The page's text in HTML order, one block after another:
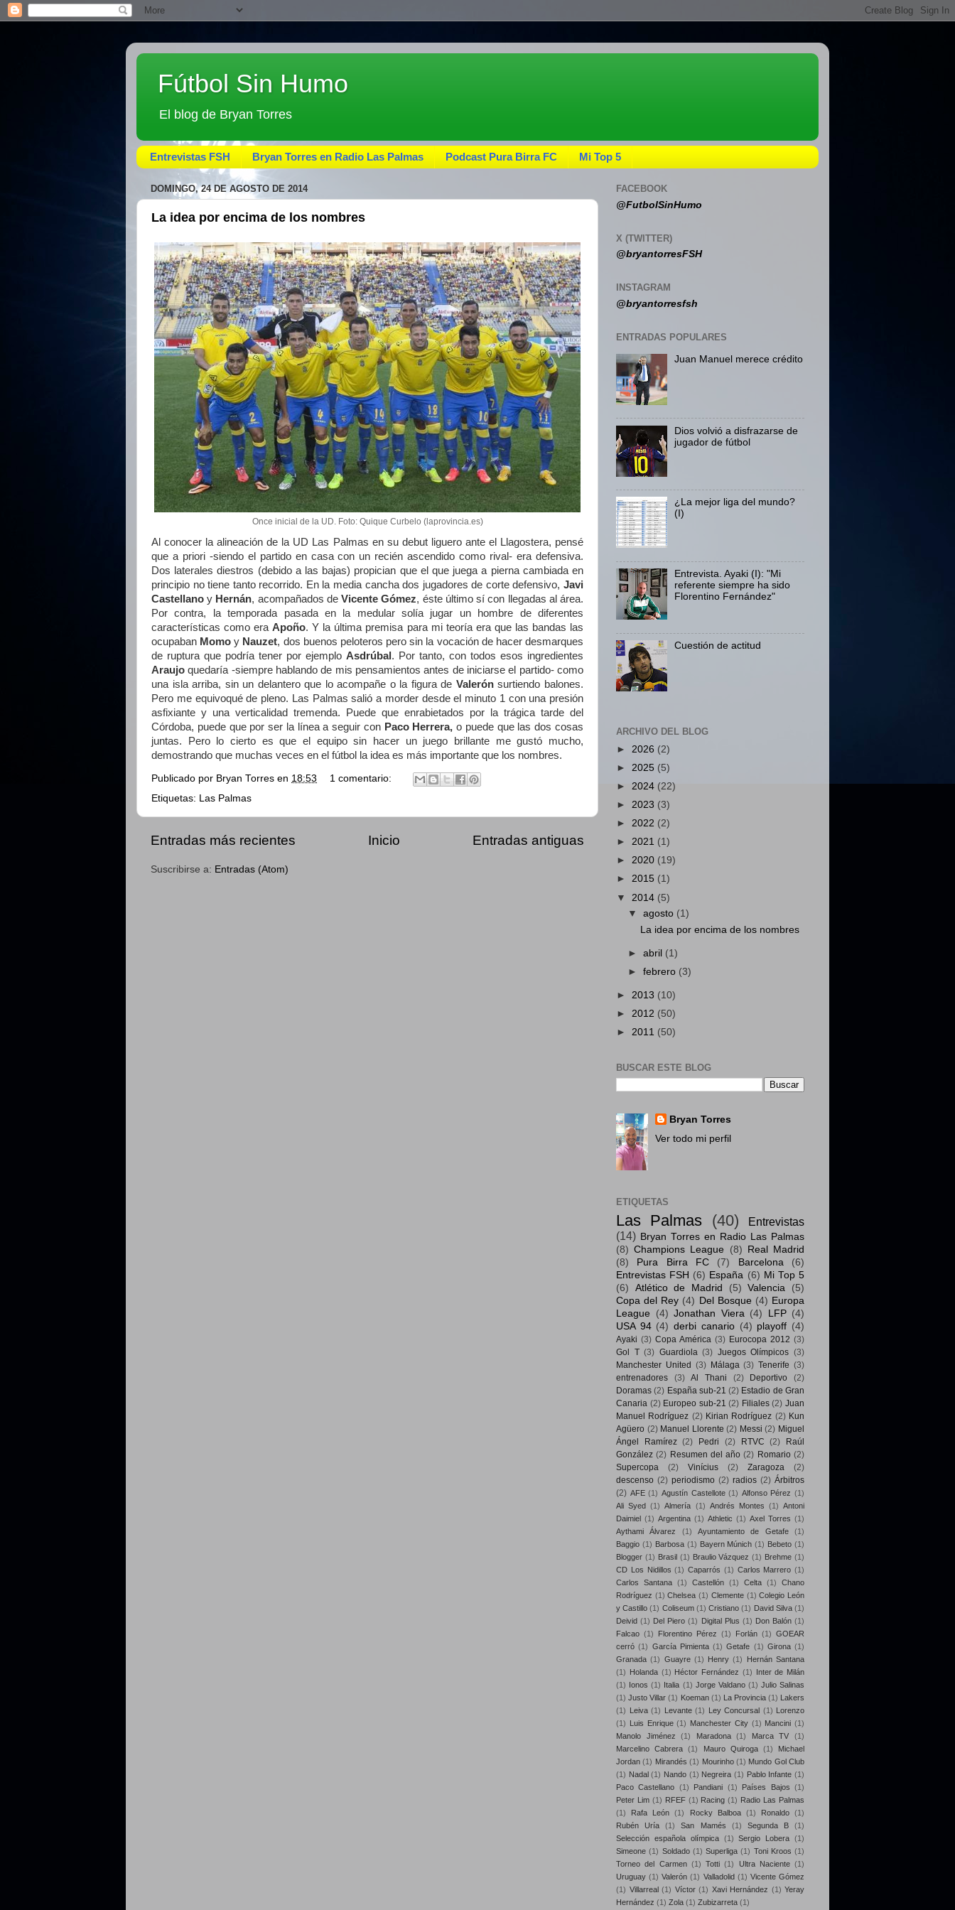
Fútbol Sin Humo
El blog de Bryan Torres
Entrevistas FSH Bryan Torres en Radio Las Palmas Podcast Pura Birra FC Mi Top 5
DOMINGO, 24 DE AGOSTO DE 2014
La idea por encima de los nombres
Once inicial de la UD. Foto: Quique Curbelo (laprovincia.es)
Al conocer la alineación de la UD Las Palmas en su debut liguero ante el Llagostera, pensé
que a priori -siendo el partido en casa con un recién ascendido como rival- era defensiva.
Dos laterales diestros (debido a las bajas) propician que el que juega a pierna cambiada en
principio no tiene tanto recorrido. En la media cancha dos jugadores de corte defensivo, Javi
Castellanoy Hernán, acompañados deVicente Gómez, éste último sí con llegadas al área.
Por contra, la temporada pasada en la medular solía jugar un hombre de diferentes
características como eraApoño. Y la última premisa para mi teoría era que las bandas las
ocupaban Momo y Nauzet, dos buenos peloteros pero sin la vocación de hacer desmarques
de ruptura que podría tener por ejemplo Asdrúbal . Por tanto, con todos esos ingredientes
Araujo quedaría -siempre hablando de mis pensamientos antes de iniciarse el partido- como
una isla arriba, sin un delantero que lo acompañe o la figura de Valerónsurtiendo balones.
Pero me equivoqué de pleno. Las Palmas salió a morder desde el minuto 1 con una presión
asfixiante y una verticalidad tremenda. Puede que enrabietados por la trágica tarde del
Córdoba, puede que por ser la línea a seguir con Paco Herrera, o puede que las dos cosas
juntas. Pero lo cierto es que el equipo sin hacer un juego brillante me gustó mucho,
demostrando que muchas veces en el fútbol la idea es más importante que los nombres.
Publicado por Bryan Torres en 18:53
1 comentario:
Etiquetas:
Las Palmas
Entradas más recientes Entradas antiguas
Inicio
Suscribirse a: Entradas (Atom)
FACEBOOK
@FutbolSinHumo
X (TWITTER)
@bryantorresFSH
INSTAGRAM
@bryantorresfsh
ENTRADAS POPULARES
Juan Manuel merece crédito
Dios volvió a disfrazarse de
jugador de fútbol
¿La mejor liga del mundo?
(I)
Entrevista. Ayaki (I): "Mi
referente siempre ha sido
Florentino Fernández"
Cuestión de actitud
ARCHIVO DEL BLOG
► 2026 (2)
► 2025 (5)
► 2024 (22)
► 2023 (3)
► 2022 (2)
► 2021 (1)
► 2020 (19)
► 2015 (1)
▼ 2014 (5)
▼agosto (1)
La idea por encima de los nombres
►abril (1)
►febrero (3)
► 2013 (10)
► 2012 (50)
► 2011 (50)
BUSCAR ESTE BLOG
Bryan Torres
Ver todo mi perfil
ETIQUETAS
Las Palmas (40)
Entrevistas
(14) Bryan Torres en Radio Las Palmas
(8) Champions League (8)
Real Madrid
(8)
Pura Birra FC (7) Barcelona
(6)
Entrevistas FSH (6) España (6) Mi Top 5
(6)
Atlético de Madrid (5) Valencia
(5)
Copa del Rey (4) Del Bosque (4) Europa
League
(4) Jonathan Viera (4) LFP (4)
USA 94 (4) derbi canario (4) playoff (4)
Ayaki (3) Copa América (3) Eurocopa 2012 (3)
Gol T (3) Guardiola (3) Juegos Olímpicos (3)
Manchester United (3) Málaga (3) Tenerife (3)
entrenadores
(3) Al Thani (2) Deportivo
(2)
Doramas (2) España sub-21 (2) Estadio de Gran
Canaria (2) Europeo sub-21 (2) Filiales (2) Juan
Manuel Rodríguez (2) Kirian Rodríguez (2) Kun
Agüero (2) Manuel Llorente (2) Messi (2) Miguel
Ángel Ramírez (2) Pedri (2) RTVC (2)
Raúl
González (2) Resumen del año (2) Romario (2)
Supercopa
(2) Vinícius (2) Zaragoza
(2)
descenso (2) periodismo (2) radios (2) Árbitros
(2) AFE (1) Agustín Castellote (1) Alfonso Pérez (1)
Ali Syed
(1) Almería (1) Andrés Montes (1) Antoni
Daimiel (1) Argentina (1) Athletic (1) Axel Torres (1)
Aythami Álvarez
(1) Ayuntamiento de Getafe
(1)
Baggio (1) Barbosa (1) Bayern Múnich (1) Bebeto (1)
Blogger (1) Brasil (1) Braulio Vázquez (1) Brehme (1)
CD Los Nidillos (1) Caparrós (1) Carlos Marrero (1)
Carlos Santana (1) Castellón (1) Celta (1)
Chano
Rodríguez (1) Chelsea (1) Clemente (1) Colegio León
y Castillo (1) Coliseum (1) Cristiano (1) David Silva (1)
Deivid (1) Del Piero (1) Digital Plus (1) Don Balón (1)
Falcao (1) Florentino Pérez (1) Forlán (1) GOEAR
cerró (1) García Pimienta (1) Getafe (1) Girona (1)
Granada (1) Guayre (1) Henry (1)
Hernán Santana
(1)
Holanda (1) Héctor Fernández (1)
Inter de Milán
(1)
Ionos (1) Italia (1) Jorge Valdano (1) Julio Salinas
(1) Justo Villar (1) Koeman (1) La Provincia (1)
Lakers
(1)
Leiva (1) Levante (1) Ley Concursal (1)
Lorenzo
(1)
Luis Enrique (1) Manchester City (1) Mancini (1)
Manolo Jiménez
(1) Maradona (1) Marca TV
(1)
Marcelino Cabrera
(1) Mauro Quiroga (1)
Michael
Jordan (1) Mirandés (1) Mourinho (1) Mundo Gol Club
(1) Nadal (1) Nando (1) Negreira (1) Pablo Infante (1)
Paco Castellano (1) Pandiani (1) Países Bajos (1)
Peter Lim (1) RFEF (1) Racing (1) Radio Las Palmas
(1)
Rafa León (1) Rocky Balboa (1) Ronaldo (1)
Rubén Uría
(1) San Mamés (1) Segunda B
(1)
Selección española olímpica
(1) Sergio Lobera (1)
Simeone (1) Soldado (1) Superliga (1) Toni Kroos (1)
Torneo del Carmen (1) Totti (1) Ultra Naciente (1)
Uruguay (1) Valerón (1) Valladolid (1) Vicente Gómez
(1) Villarreal (1) Víctor (1) Xavi Hernández (1) Yeray
Hernández (1) Zola (1) Zubizarreta (1)